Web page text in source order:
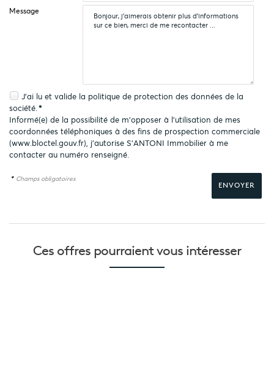
Message
J'ai lu et valide la politique de protection des données de la
société.*
Informé(e) de la possibilité de m'opposer à l'utilisation de mes
coordonnées téléphoniques à des fins de prospection commerciale
(www.bloctel.gouv.fr), j'autorise S'ANTONI Immobilier à me
contacter au numéro renseigné.
* Champs obligatoires
Ces offres pourraientvous intéresser